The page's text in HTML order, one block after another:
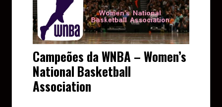
Campeões da WNBA – Women’s
National Basketball
Association